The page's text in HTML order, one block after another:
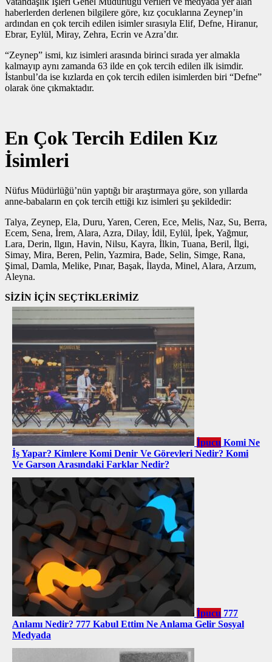
haberlerden derlenen bilgilere göre, kız çocuklarına Zeynep’in
ardından en çok tercih edilen isimler sırasıyla Elif, Defne, Hiranur,
Ebrar, Eylül, Miray, Zehra, Ecrin ve Azra’dır.
“Zeynep” ismi, kız isimleri arasında birinci sırada yer almakla
kalmayıp aynı zamanda 63 ilde en çok tercih edilen ilk isimdir.
İstanbul’da ise kızlarda en çok tercih edilen isimlerden biri “Defne”
olarak öne çıkmaktadır.
En Çok Tercih Edilen Kız
İsimleri
Nüfus Müdürlüğü’nün yaptığı bir araştırmaya göre, son yıllarda
anne-babaların en çok tercih ettiği kız isimleri şu şekildedir:
Talya, Zeynep, Ela, Duru, Yaren, Ceren, Ece, Melis, Naz, Su, Berra,
Ecem, Sena, İrem, Alara, Azra, Dilay, İdil, Eylül, İpek, Yağmur,
Lara, Derin, Ilgın, Havin, Nilsu, Kayra, İlkin, Tuana, Beril, İlgi,
Simay, Mira, Beren, Pelin, Yazmira, Bade, Selin, Simge, Rana,
Şimal, Damla, Melike, Pınar, Başak, İlayda, Minel, Alara, Arzum,
Aleyna.
SİZİN İÇİN SEÇTİKLERİMİZ
İpucu Komi Ne
İş Yapar? Kimlere Komi Denir Ve Görevleri Nedir? Komi
Ve Garson Arasındaki Farklar Nedir?
İpucu 777
Anlamı Nedir? 777 Kabul Ettim Ne Anlama Gelir Sosyal
Medyada